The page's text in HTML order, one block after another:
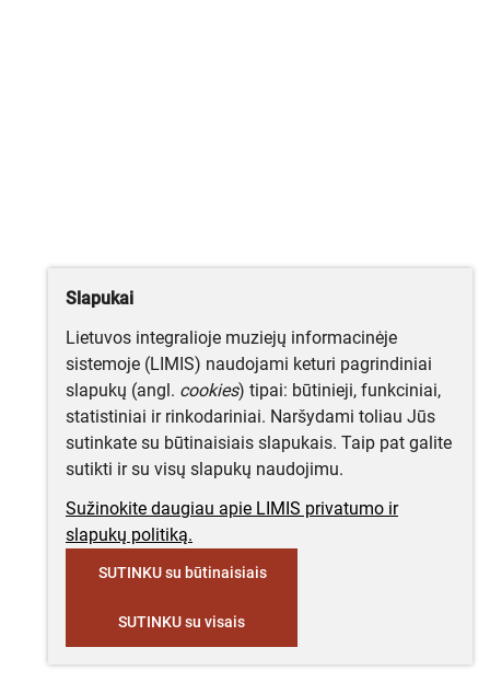
Slapukai
Lietuvos integralioje muziejų informacinėje
sistemoje (LIMIS) naudojami keturi pagrindiniai
slapukų (angl. cookies) tipai: būtinieji, funkciniai,
statistiniai ir rinkodariniai. Naršydami toliau Jūs
sutinkate su būtinaisiais slapukais. Taip pat galite
sutikti ir su visų slapukų naudojimu.
Sužinokite daugiau apie LIMIS privatumo ir
slapukų politiką.
SUTINKU su būtinaisiais
SUTINKU su visais